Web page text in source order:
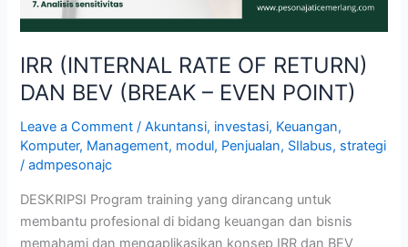
IRR (INTERNAL RATE OF RETURN)
DAN BEV (BREAK – EVEN POINT)
Leave a Comment /Akuntansi, investasi, Keuangan,
Komputer, Management, modul, Penjualan, SIlabus, strategi
/admpesonajc
DESKRIPSI Program training yang dirancang untuk
membantu profesional di bidang keuangan dan bisnis
memahami dan mengaplikasikan konsep IRR dan BEV